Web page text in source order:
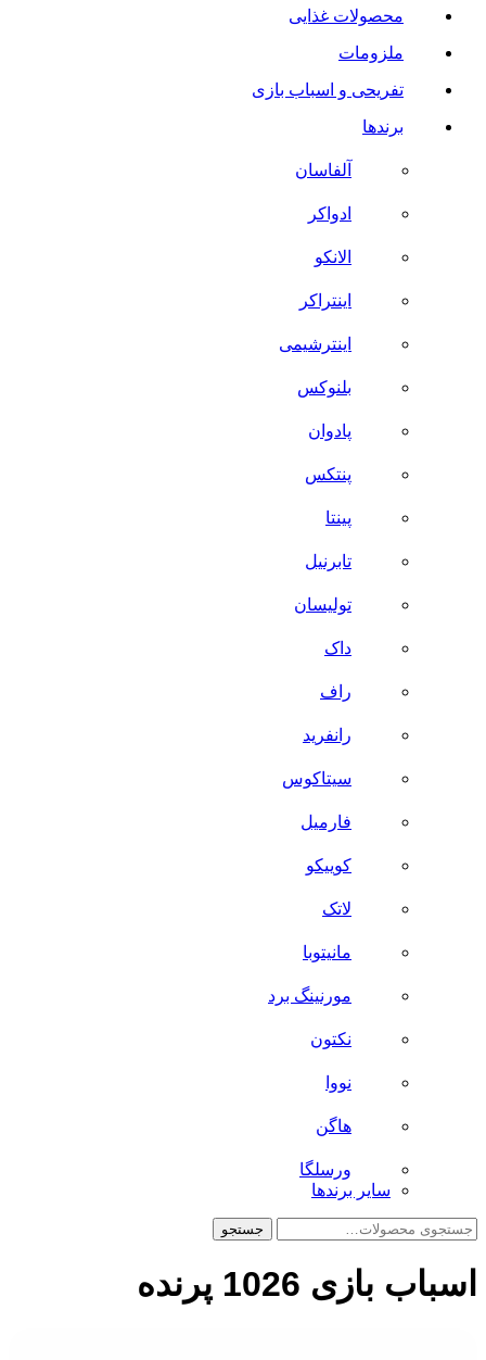
محصولات غذایی
ملزومات
تفریحی و اسباب بازی
برندها
آلفاسان
ادواکر
الانکو
اینتراکر
اینترشیمی
بلنوکس
پادوان
پنتکس
پینتا
تابرنیل
تولیسان
داک
راف
رانفرید
سیتاکوس
فارمیل
کوییکو
لاتک
مانیتوبا
مورنینگ برد
نکتون
نووا
هاگن
ورسلگا
سایر برند‌ها
جستجو
جستجو
اسباب بازی 1026 پرنده